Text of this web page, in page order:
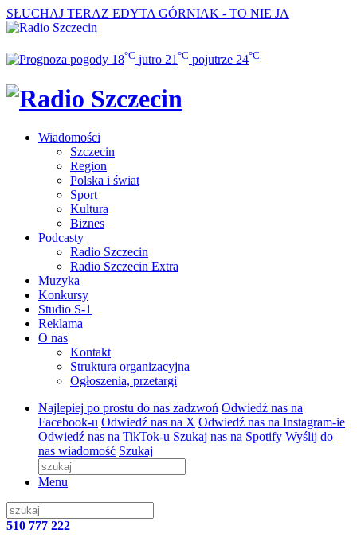
SŁUCHAJ TERAZ EDYTA GÓRNIAK - TO NIE JA
18°C jutro 21 °C pojutrze 24°C
Wiadomości
Szczecin
Region
Polska i świat
Sport
Kultura
Biznes
Podcasty
Radio Szczecin
Radio Szczecin Extra
Muzyka
Konkursy
Studio S-1
Reklama
O nas
Kontakt
Struktura organizacyjna
Ogłoszenia, przetargi
Najlepiej po prostu do nas zadzwoń Odwiedź nas na
Facebook-u Odwiedź nas na X Odwiedź nas na Instagram-ie
Odwiedź nas na TikTok-u Szukaj nas na Spotify Wyślij do
nas wiadomość Szukaj
Menu
510 777 222